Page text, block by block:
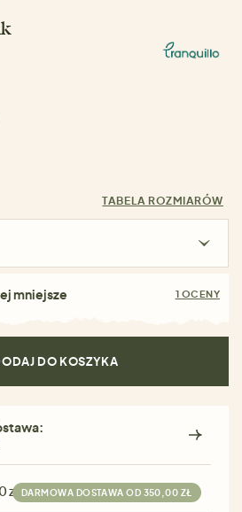
TABELA ROZMIARÓW
mniejsze 1 OCENY
DO KOSZYKA
zł DARMOWA DOSTAWA OD 350,00 ZŁ